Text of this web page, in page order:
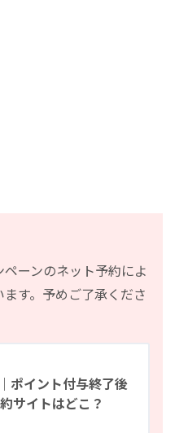
ーンのネット予約によ
す。予めご了承くださ
ポイント付与終了後
サイトはどこ？